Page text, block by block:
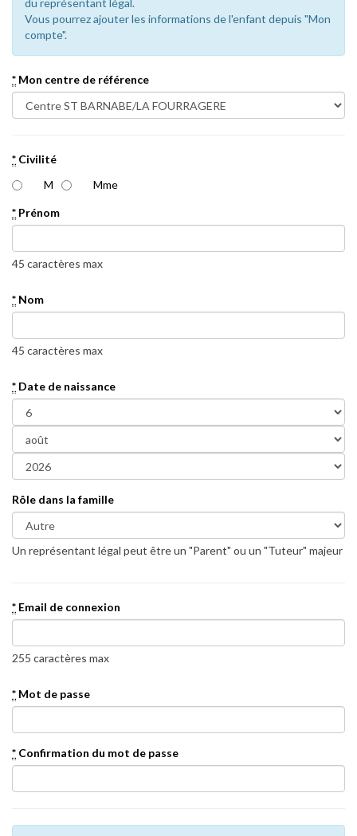
du représentant légal.
Vous pourrez ajouter les informations de l'enfant depuis "Mon
compte".
* Mon centre de référence
* Civilité
M
Mme
* Prénom
45 caractères max
* Nom
45 caractères max
* Date de naissance
Rôle dans la famille
Un représentant légal peut être un "Parent" ou un "Tuteur" majeur
* Email de connexion
255 caractères max
* Mot de passe
* Confirmation du mot de passe